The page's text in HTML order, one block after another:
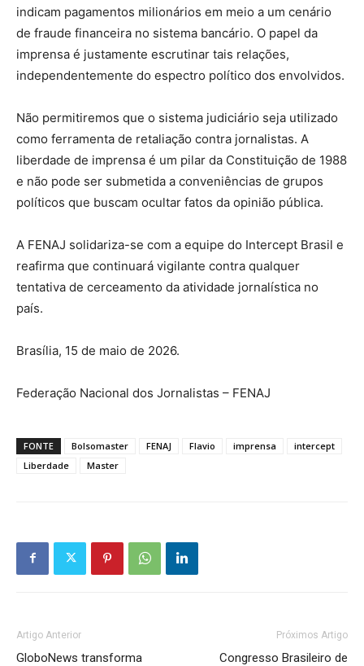
indicam pagamentos milionários em meio a um cenário
de fraude financeira no sistema bancário. O papel da
imprensa é justamente escrutinar tais relações,
independentemente do espectro político dos envolvidos.
Não permitiremos que o sistema judiciário seja utilizado
como ferramenta de retaliação contra jornalistas. A
liberdade de imprensa é um pilar da Constituição de 1988
e não pode ser submetida a conveniências de grupos
políticos que buscam ocultar fatos da opinião pública.
A FENAJ solidariza-se com a equipe do Intercept Brasil e
reafirma que continuará vigilante contra qualquer
tentativa de cerceamento da atividade jornalística no
país.
Brasília, 15 de maio de 2026.
Federação Nacional dos Jornalistas – FENAJ
FONTE Bolsomaster FENAJ Flavio imprensa
intercept
Liberdade
Master
Artigo Anterior
GloboNews transforma
Próximos Artigo
Congresso Brasileiro de